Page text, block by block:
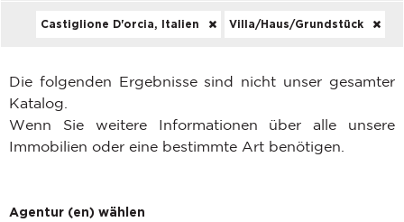
Castiglione D'orcia, Italien Villa/Haus/Grundstück
Die folgenden Ergebnisse sind nicht unser gesamter
Katalog.
Wenn Sie weitere Informationen über alle unsere
Immobilien oder eine bestimmte Art benötigen.
Agentur (en) wählen